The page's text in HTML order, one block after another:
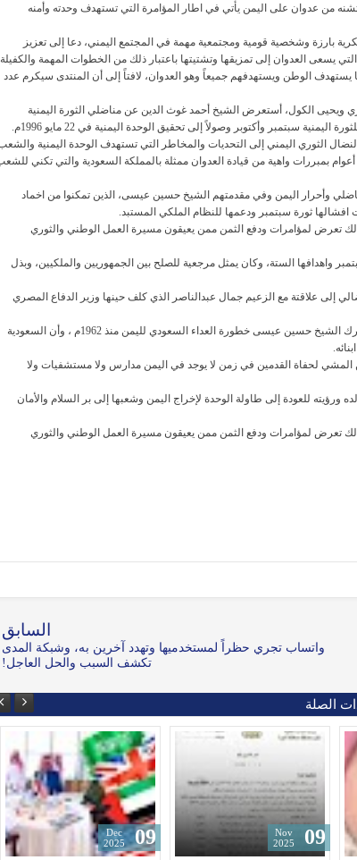
من عدوان على اليمن يأتي في اطار المؤامرة التي تستهدف وحدته وأمنه
بارزة وشخصية قومية ومجتمعية مهمة في المجتمع اليمني، دعا إلى تعزيز
يسعى العدوان إلى تمزيقها وتشتيتها باعتبار ذلك من الخطوات المهمة والكفيلة
يستهدف الوطن ويستهدفهم جميعاً وهو العدوان، لافتاً إلى أن المنتدى سيكرم عدد
ويحيى الكول، أستعرض الشيخ أحمد غوث الدين عن مناضلي الثورة اليمنية
سبتمبر وأكتوبر وصولاً إلى تحقيق الوحدة اليمنية في 22 مايو 1996م.
الثوري اليمني إلى التحديات والمخاطر التي تستهدف الوحدة اليمنية
اليمني في ظل استمرار العدوان والحصار المستمر على اليمن لأكثر من 4 أعوام بمبررات واهية من قيادة العدوان ممثلة بالمملكة السعودية والتي تكني
وأحرار اليمن وفي مقدمتهم الشيخ حسين عيسى، الذين تمكنوا من اخماد
ثورة سبتمبر ودعمها للنظام الملكي المستبد.
تعرض لمؤامرات ودفع الثمن ممن يعيقون مسيرة العمل الوطني والثوري
بل أستمر الفقيد وبرباطة جأش في الذود عن الثورة اليمنية 26 سبتمبر واهدافها الستة، وكان يمثل مرجعية للصلح بين الجمهوريين والملكيين، وبذل
إلى علاقتة مع الزعيم جمال عبدالناصر الذي كلف حينها وزير الدفاع المصري
وتؤكد إحدى الوثائق أن السعودية حاربت المشروع القومي العربي ، حيث إدرك الشيخ حسين عيسى خطورة العداء السعودي لليمن منذ 1962م ، وأن السعودية
ثورة 26 سبتمبر التي جاءت في زمن المشي لحفاة القدمين في زمن لا يوجد في اليمن مدارس ولا مستشفيات ولا
للعودة إلى طاولة الوحدة لإخراج اليمن وشعبها إلى بر السلام والأمان
تعرض لمؤامرات ودفع الثمن ممن يعيقون مسيرة العمل الوطني والثوري
السابق
واتساب تجري حظراً لمستخدميها وتهدد آخرين به، وشبكة المدى
تكشف السبب والحل العاجل!
الصلة
13
Jan
2023
09
Dec
2025